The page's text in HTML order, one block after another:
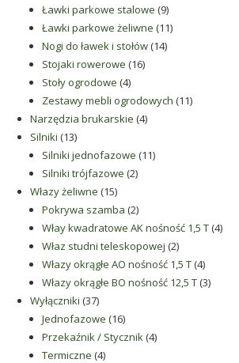
Ławki parkowe stalowe 99
produktów
Ławki parkowe żeliwne 1111
Nogi do ławek i stołów 1414
Stojaki rowerowe 1616
Stoły ogrodowe 44
produkty
Zestawy mebli ogrodowych 1111
Narzędzia brukarskie 44
Silniki 1313
produktów
Silniki jednofazowe 1111
Silniki trójfazowe 22
Włazy żeliwne 1515
produktów
Pokrywa szamba 22
produkty
Włay kwadratowe AK nośność 1,5 T 44
Właz studni teleskopowej 22
produkty
Włazy okrągłe AO nośność 1,5 T 44
produkty
Włazy okrągłe BO nośność 12,5 T 33
Wyłączniki 3737
produktów
Jednofazowe 1616
produktów
Przekaźnik / Stycznik 44
Termiczne 44